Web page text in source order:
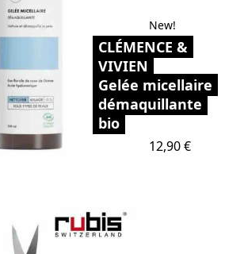
New!
CLÉMENCE &
VIVIEN
Gelée micellaire
démaquillante
bio
Prix
12,90 €